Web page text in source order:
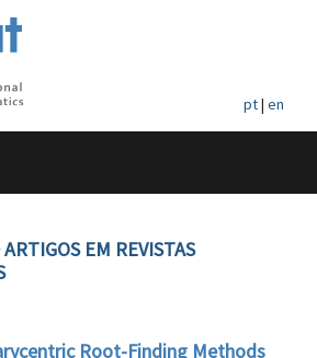
pt| en
EM REVISTAS
Root-Finding Methods